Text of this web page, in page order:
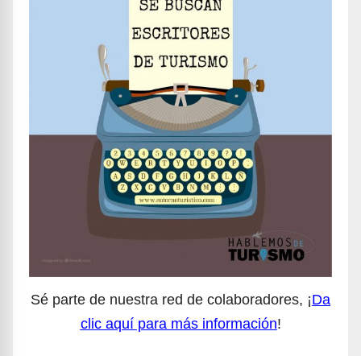
Sé parte de nuestra red de colaboradores, ¡Da
clic aquí para más información!